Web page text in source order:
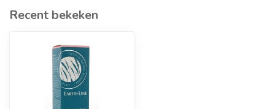
Recent bekeken